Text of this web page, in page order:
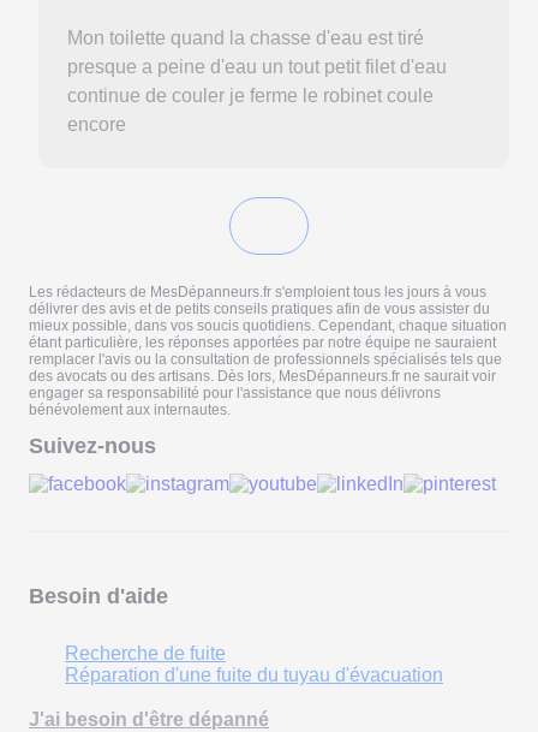
Mon toilette quand la chasse d'eau est tiré
presque a peine d'eau un tout petit filet d'eau
continue de couler je ferme le robinet coule
encore
Les rédacteurs de MesDépanneurs.fr s'emploient tous les jours à vous
délivrer des avis et de petits conseils pratiques afin de vous assister du
mieux possible, dans vos soucis quotidiens. Cependant, chaque situation
étant particulière, les réponses apportées par notre équipe ne sauraient
remplacer l'avis ou la consultation de professionnels spécialisés tels que
des avocats ou des artisans. Dès lors, MesDépanneurs.fr ne saurait voir
engager sa responsabilité pour l'assistance que nous délivrons
bénévolement aux internautes.
Suivez-nous
Besoin d'aide
Recherche de fuite
Réparation d'une fuite du tuyau d'évacuation
J'ai besoin d'être dépanné